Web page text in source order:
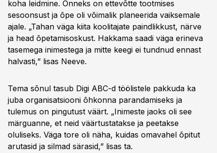
koha leidmine. Õnneks on ettevõtte tootmises
sesoonsust ja õpe oli võimalik planeerida vaiksemale
ajale. „Tahan väga kiita koolitajate paindlikkust, närve
ja head õpetamisoskust. Hakkama saadi väga erineva
tasemega inimestega ja mitte keegi ei tundnud ennast
halvasti,” lisas Neeve.
Tema sõnul tasub Digi ABC-d töölistele pakkuda ka
juba organisatsiooni õhkonna parandamiseks ja
tulemus on pingutust väärt. „Inimeste jaoks oli see
märguanne, et neid väärtustatakse ja peetakse
oluliseks. Väga tore oli näha, kuidas omavahel õpitut
arutasid ja silmad särasid,” lisas ta.